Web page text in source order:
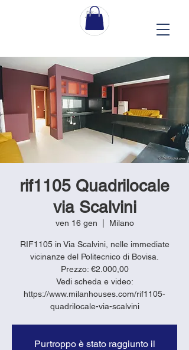
rif1105 Quadrilocale
via Scalvini
ven 16 gen Milano
RIF1105 in Via Scalvini, nelle immediate
vicinanze del Politecnico di Bovisa.
Prezzo: €2.000,00
Vedi scheda e video:
https://www.milanhouses.com/rif1105-
quadrilocale-via-scalvini
Purtroppo è stato raggiunto il